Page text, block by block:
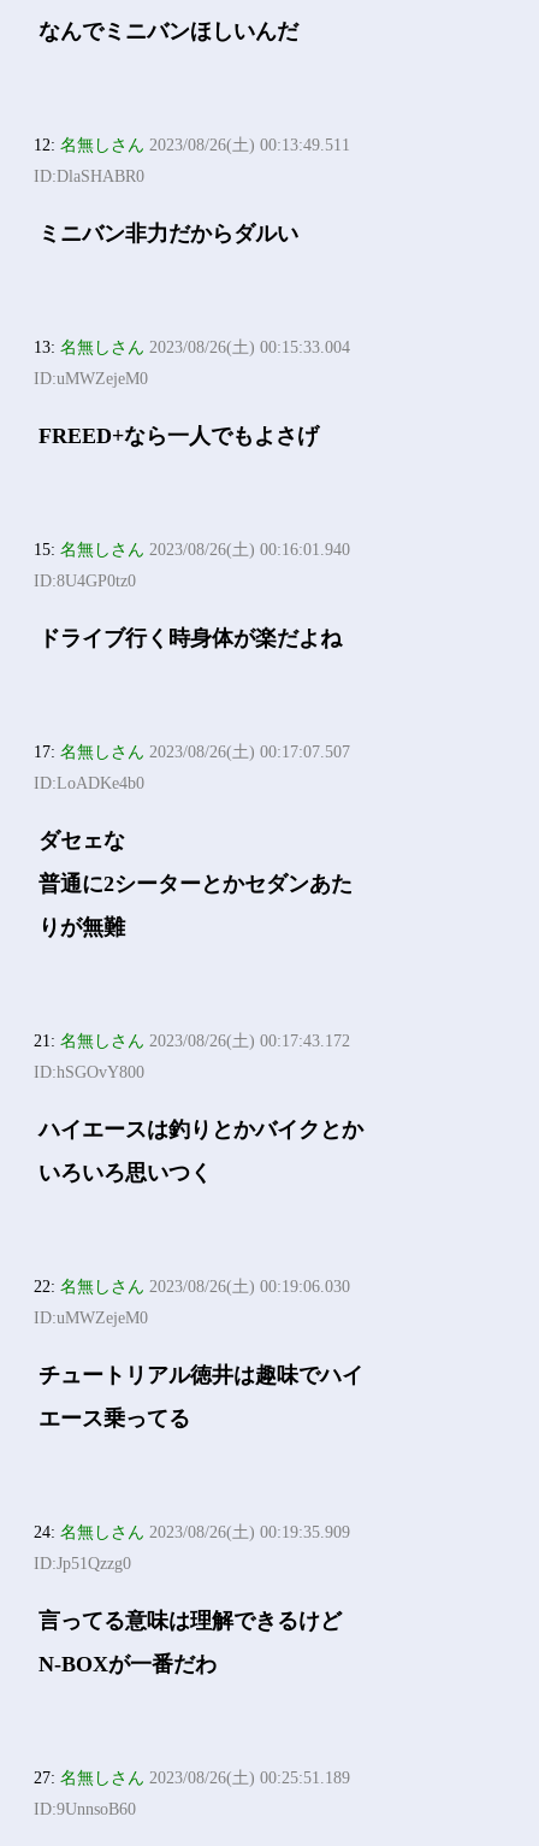
なんでミニバンほしいんだ
12:名無しさん 2023/08/26(土) 00:13:49.511
ID:DlaSHABR0
ミニバン非力だからダルい
13:名無しさん 2023/08/26(土) 00:15:33.004
ID:uMWZejeM0
FREED+なら一人でもよさげ
15:名無しさん 2023/08/26(土) 00:16:01.940
ID:8U4GP0tz0
ドライブ行く時身体が楽だよね
17:名無しさん 2023/08/26(土) 00:17:07.507
ID:LoADKe4b0
ダセェな
普通に2シーターとかセダンあた
りが無難
21:名無しさん 2023/08/26(土) 00:17:43.172
ID:hSGOvY800
ハイエースは釣りとかバイクとか
いろいろ思いつく
22:名無しさん 2023/08/26(土) 00:19:06.030
ID:uMWZejeM0
チュートリアル徳井は趣味でハイ
エース乗ってる
24:名無しさん 2023/08/26(土) 00:19:35.909
ID:Jp51Qzzg0
言ってる意味は理解できるけど
N-BOXが一番だわ
27:名無しさん 2023/08/26(土) 00:25:51.189
ID:9UnnsoB60